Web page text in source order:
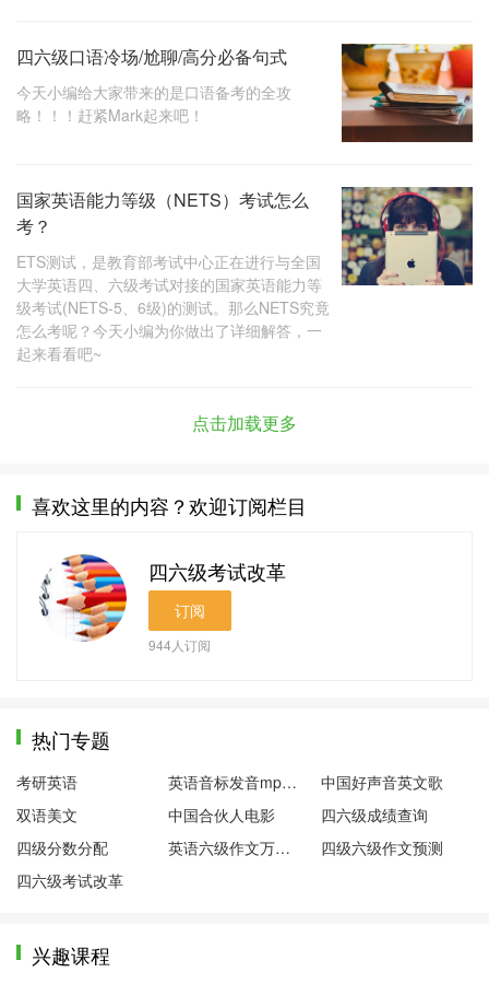
四六级口语冷场/尬聊/高分必备句式
今天小编给大家带来的是口语备考的全攻
略！！！赶紧Mark起来吧！
国家英语能力等级（NETS）考试怎么
考？
ETS测试，是教育部考试中心正在进行与全国
大学英语四、六级考试对接的国家英语能力等
级考试(NETS-5、6级)的测试。那么NETS究竟
怎么考呢？今天小编为你做出了详细解答，一
起来看看吧~
点击加载更多
喜欢这里的内容？欢迎订阅栏目
四六级考试改革
订阅
944 人订阅
热门专题
考研英语 英语音标发音mp3下载
中国好声音英文歌
双语美文
中国合伙人电影
四六级成绩查询
四级分数分配
英语六级作文万能模板
四级六级作文预测
四六级考试改革
兴趣课程